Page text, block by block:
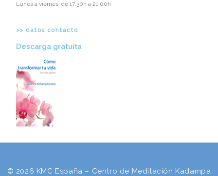
Lunes a viernes: de 17:30h a 21:00h
>> datos contacto
Descarga gratuita​
© 2026 KMC España – Centro de Meditación Kadampa